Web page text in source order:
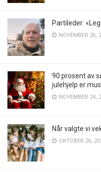
Partileder:
NOVEMBER 26,
90 prosent av
julehjelp er
NOVEMBER 24,
Når valgte vi
OKTOBER 26,